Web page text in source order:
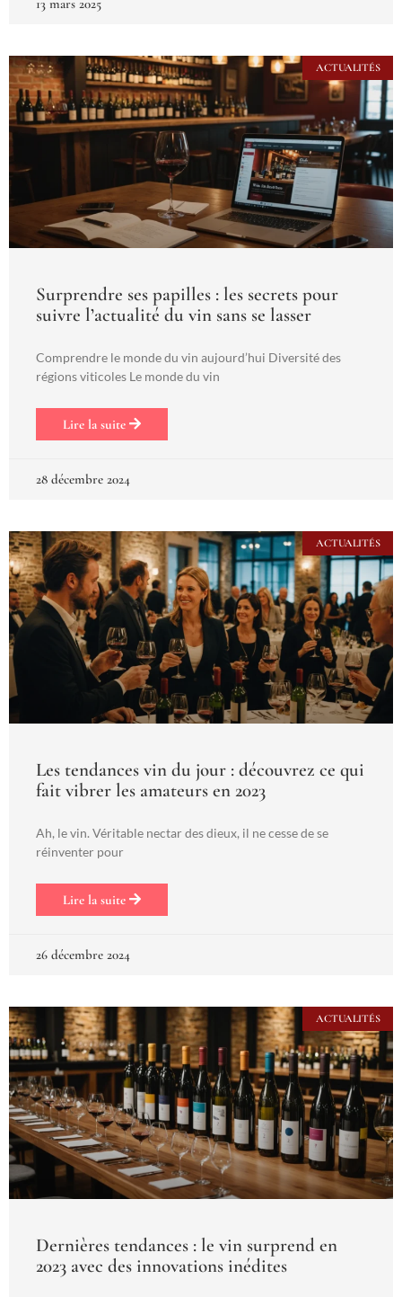
13 mars 2025
ACTUALITÉS
Surprendre ses papilles : les secrets pour
suivre l’actualité du vin sans se lasser
Comprendre le monde du vin aujourd’hui Diversité des
régions viticoles Le monde du vin
Lire la suite
28 décembre 2024
ACTUALITÉS
Les tendances vin du jour : découvrez ce qui
fait vibrer les amateurs en 2023
Ah, le vin. Véritable nectar des dieux, il ne cesse de se
réinventer pour
Lire la suite
26 décembre 2024
ACTUALITÉS
Dernières tendances : le vin surprend en
2023 avec des innovations inédites